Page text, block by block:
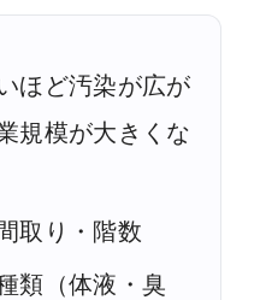
ほど汚染が広が
規模が大きくな
取り・階数
類（体液・臭